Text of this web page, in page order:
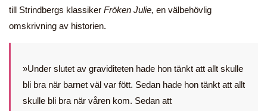
till Strindbergs klassiker Fröken Julie, en välbehövlig
omskrivning av historien.
»Under slutet av graviditeten hade hon tänkt att allt skulle
bli bra när barnet väl var fött. Sedan hade hon tänkt att allt
skulle bli bra när våren kom. Sedan att